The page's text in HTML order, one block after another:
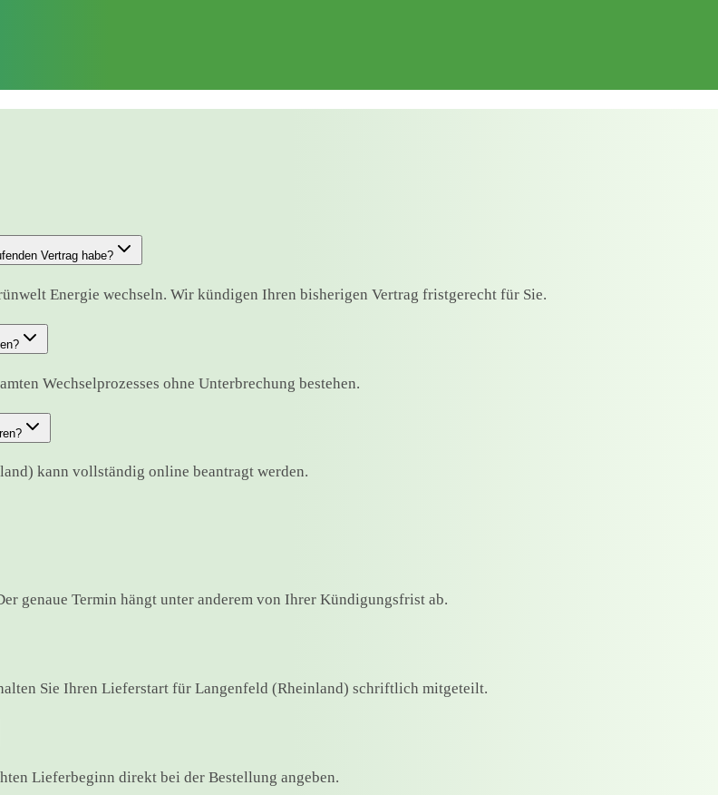
Vertrag habe?
Energie wechseln. Wir kündigen Ihren bisherigen Vertrag fristgerecht für Sie.
Wechselprozesses ohne Unterbrechung bestehen.
kann vollständig online beantragt werden.
genaue Termin hängt unter anderem von Ihrer Kündigungsfrist ab.
Sie Ihren Lieferstart für Langenfeld (Rheinland) schriftlich mitgeteilt.
Lieferbeginn direkt bei der Bestellung angeben.